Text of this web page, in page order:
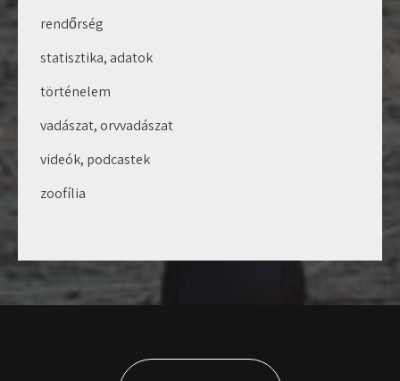
rendőrség
statisztika, adatok
történelem
vadászat, orvvadászat
videók, podcastek
zoofília